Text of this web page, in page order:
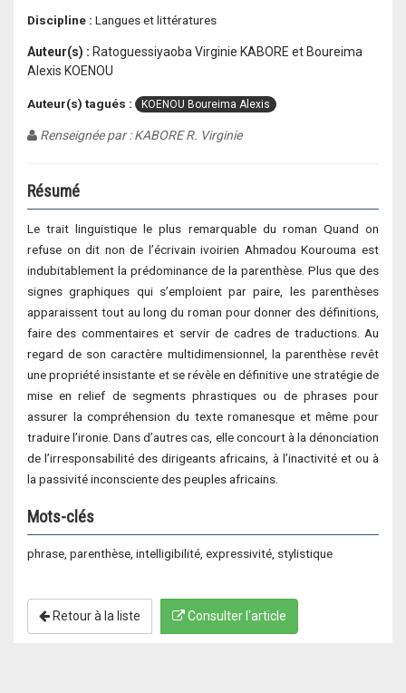
Discipline : Langues et littératures
Auteur(s) : Ratoguessiyaoba Virginie KABORE et Boureima
Alexis KOENOU
Auteur(s) tagués : KOENOU Boureima Alexis
Renseignée par : KABORE R. Virginie
Résumé
Le trait linguistique le plus remarquable du roman Quand on
refuse on dit non de l’écrivain ivoirien Ahmadou Kourouma est
indubitablement la prédominance de la parenthèse. Plus que des
signes graphiques qui s’emploient par paire, les parenthèses
apparaissent tout au long du roman pour donner des définitions,
faire des commentaires et servir de cadres de traductions. Au
regard de son caractère multidimensionnel, la parenthèse revêt
une propriété insistante et se révèle en définitive une stratégie de
mise en relief de segments phrastiques ou de phrases pour
assurer la compréhension du texte romanesque et même pour
traduire l’ironie. Dans d’autres cas, elle concourt à la dénonciation
de l’irresponsabilité des dirigeants africains, à l’inactivité et ou à
la passivité inconsciente des peuples africains.
Mots-clés
phrase, parenthèse, intelligibilité, expressivité, stylistique
Retour à la liste Consulter l'article